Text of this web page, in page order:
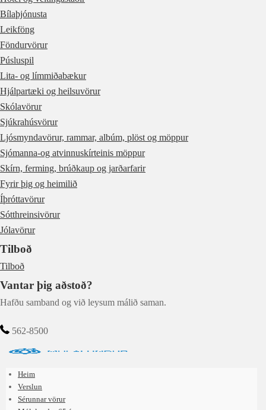
Bílaþjónusta
Leikföng
Föndurvörur
Púsluspil
Lita- og límmiðabækur
Hjálpartæki og heilsuvörur
Skólavörur
Sjúkrahúsvörur
Ljósmyndavörur, rammar, albúm, plöst og möppur
Sjómanna-og atvinnuskírteinis möppur
Skírn, ferming, brúðkaup og jarðarfarir
Fyrir þig og heimilið
Íþróttavörur
Sótthreinsivörur
Jólavörur
Tilboð
Tilboð
Vantar þig aðstoð?
Hafðu samband og við leysum málið saman.
562-8500
Heim
Verslun
Sérunnar vörur